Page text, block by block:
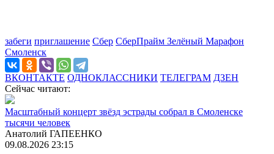
забеги приглашение Сбер СберПрайм Зелёный Марафон
Смоленск
ВКОНТАКТЕ ОДНОКЛАССНИКИ ТЕЛЕГРАМ ДЗЕН
Сейчас читают:
Масштабный концерт звёзд эстрады собрал в Смоленске
тысячи человек
Анатолий ГАПЕЕНКО
09.08.2026 23:15